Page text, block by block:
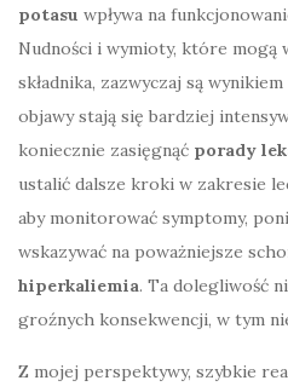
potasu wpływa na
Nudności i wymioty, które mogą
składnika, zazwyczaj są
objawy stają się bardziej
koniecznie zasięgnąć porady
ustalić dalsze kroki w zakresie
aby monitorować symptomy,
wskazywać na poważniejsze
hiperkaliemia. Ta dolegliwość
groźnych konsekwencji, w tym
Z mojej perspektywy, szybkie